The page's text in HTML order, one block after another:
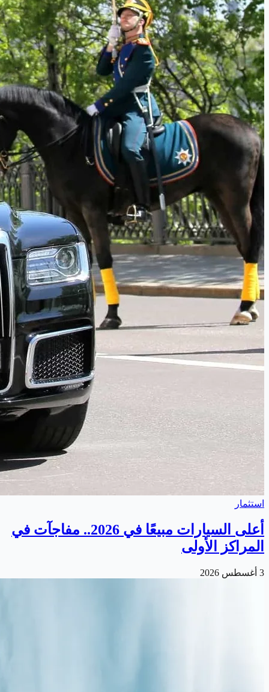
استثمار
أعلى السيارات مبيعًا في 2026.. مفاجآت في
المراكز الأولى
3 أغسطس 2026